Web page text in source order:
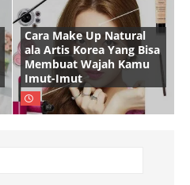
Cara Make Up Natural
ala Artis Korea Yang Bisa
Membuat Wajah Kamu
Imut-Imut